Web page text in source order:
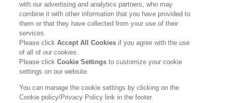
產品資訊
品牌資訊
聯絡我們
私隱政策
with our advertising and analytics partners, who may
combine it with other information that you have provided to
them or that they have collected from your use of their
services.
Please clickAccept All Cookies if you agree with the use
of all of our cookies.
Please clickCookie Settingsto customize your cookie
settings on our website.
You can manage the cookie settings by clicking on the
Cookie policy/Privacy Policy link in the footer.